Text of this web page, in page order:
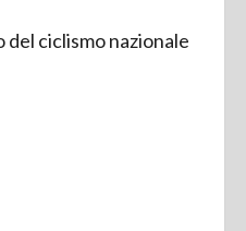
del ciclismo nazionale